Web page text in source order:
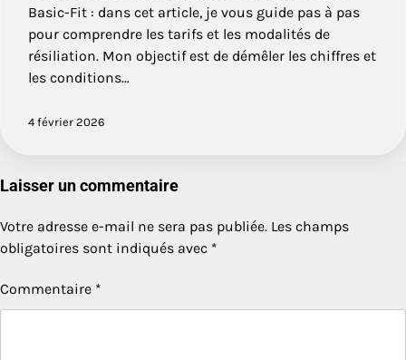
Basic-Fit : dans cet article, je vous guide pas à pas
pour comprendre les tarifs et les modalités de
résiliation. Mon objectif est de démêler les chiffres et
les conditions…
4 février 2026
Laisser un commentaire
Votre adresse e-mail ne sera pas publiée. Les champs
obligatoires sont indiqués avec *
Commentaire *